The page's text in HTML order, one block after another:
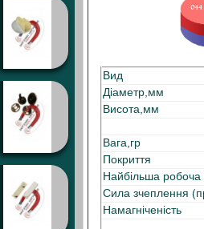
Вид
Діаметр,мм
Висота,мм
Вага,гр
Покриття
Найбільша
Сила зчеплення
Намагніченість